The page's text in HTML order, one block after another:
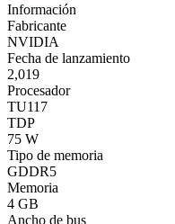
Información
Fabricante
NVIDIA
Fecha de lanzamiento
2,019
Procesador
TU117
TDP
75 W
Tipo de memoria
GDDR5
Memoria
4 GB
Ancho de bus